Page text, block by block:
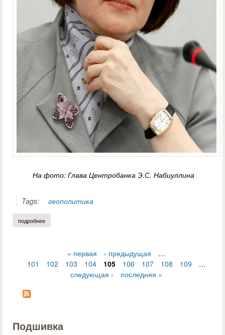
На фото: Глава Центробанка Э.С. Набиуллина
Tags: геополитика
подробнее
Страницы
« первая ‹ предыдущая
…
101
102 103 104 105 106 107 108 109
…
следующая ›
последняя »
Подшивка